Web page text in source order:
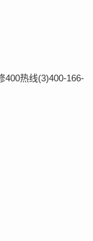
400热线(3)400-166-